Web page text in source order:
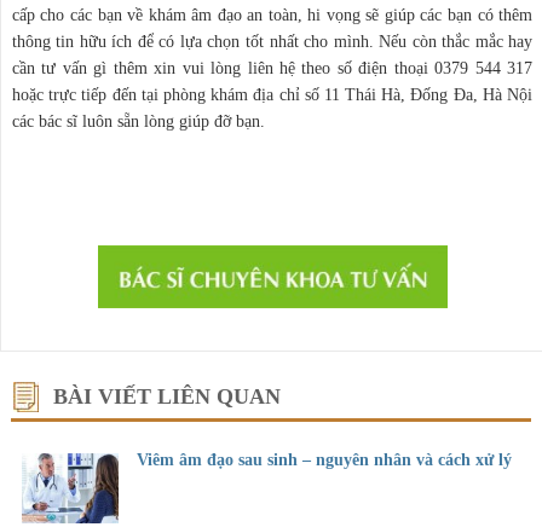
cấp cho các bạn về khám âm đạo an toàn, hi vọng sẽ giúp các bạn có thêm
thông tin hữu ích để có lựa chọn tốt nhất cho mình. Nếu còn thắc mắc hay
cần tư vấn gì thêm xin vui lòng liên hệ theo số điện thoại 0379 544 317
hoặc trực tiếp đến tại phòng khám địa chỉ số 11 Thái Hà, Đống Đa, Hà Nội
các bác sĩ luôn sẵn lòng giúp đỡ bạn.
BÀI VIẾT LIÊN QUAN
Viêm âm đạo sau sinh – nguyên nhân và cách xử lý